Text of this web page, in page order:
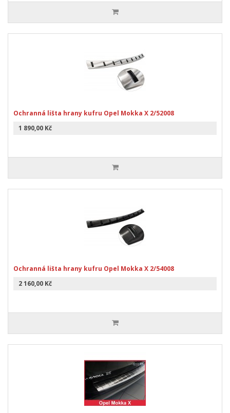
Ochranná lišta hrany kufru Opel Mokka X 2/52008
1 890,00 Kč
Ochranná lišta hrany kufru Opel Mokka X 2/54008
2 160,00 Kč